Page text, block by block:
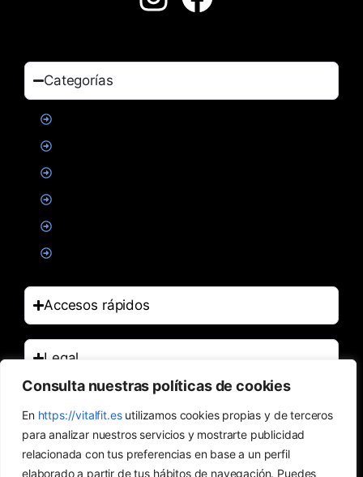
Consulta nuestras políticas de cookies
En https://vitalfit.esutilizamos cookies propias y de terceros
para analizar nuestros servicios y mostrarte publicidad
relacionada con tus preferencias en base a un perfil
elaborado a partir de tus hábitos de navegación. Puedes
Categorías
Accesos rápidos
Legal
Contacto